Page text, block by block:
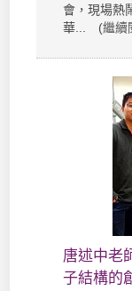
會，現場熱
華... (繼續
唐述中老
子結構的